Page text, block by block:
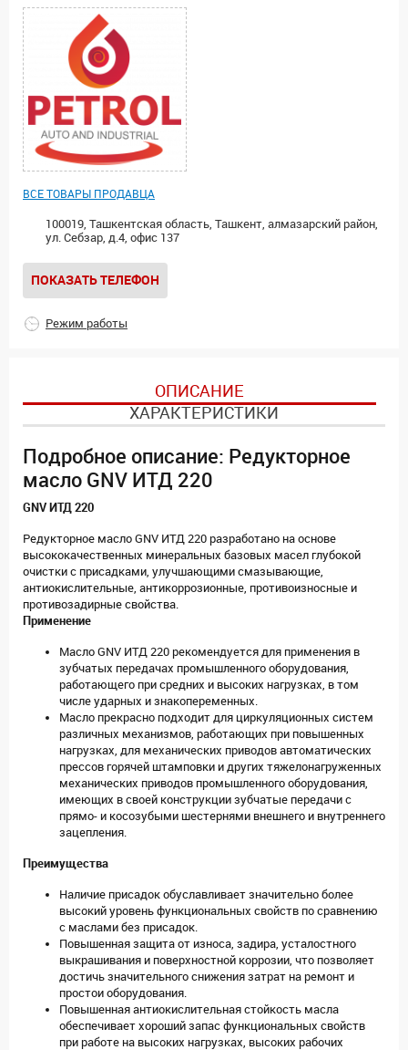
ВСЕ ТОВАРЫ ПРОДАВЦА
100019, Ташкентская область, Ташкент, алмазарский район,
ул. Себзар, д.4, офис 137
ПОКАЗАТЬ ТЕЛЕФОН
Режим работы
ОПИСАНИЕ
ХАРАКТЕРИСТИКИ
Подробное описание: Редукторное
масло GNV ИТД 220
GNV ИТД 220
Редукторное масло GNV ИТД 220 разработано на основе
высококачественных минеральных базовых масел глубокой
очистки с присадками, улучшающими смазывающие,
антиокислительные, антикоррозионные, противоизносные и
противозадирные свойства.
Применение
Масло GNV ИТД 220 рекомендуется для применения в
зубчатых передачах промышленного оборудования,
работающего при средних и высоких нагрузках, в том
числе ударных и знакопеременных.
Масло прекрасно подходит для циркуляционных систем
различных механизмов, работающих при повышенных
нагрузках, для механических приводов автоматических
прессов горячей штамповки и других тяжелонагруженных
механических приводов промышленного оборудования,
имеющих в своей конструкции зубчатые передачи с
прямо- и косозубыми шестернями внешнего и внутреннего
зацепления.
Преимущества
Наличие присадок обуславливает значительно более
высокий уровень функциональных свойств по сравнению
с маслами без присадок.
Повышенная защита от износа, задира, усталостного
выкрашивания и поверхностной коррозии, что позволяет
достичь значительного снижения затрат на ремонт и
простои оборудования.
Повышенная антиокислительная стойкость масла
обеспечивает хороший запас функциональных свойств
при работе на высоких нагрузках, высоких рабочих